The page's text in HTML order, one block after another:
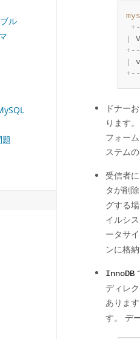
ル
題
+ -
+ - -
+ - -
ドナー
ります
フォー
ステム
受信者
タが削
グする
イルシ
ータサ
ンに格
InnoDB
ディレ
あります
す。 デ